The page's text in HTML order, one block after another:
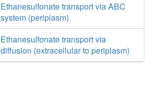
Ethanesulfonate transport via ABC
system (periplasm)
Ethanesulfonate transport via
diffusion (extracellular to periplasm)